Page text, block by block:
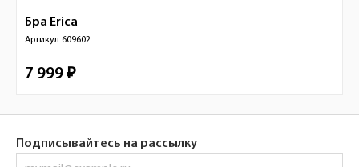
Бра Erica
Артикул 609602
7 999 ₽
Подписывайтесь на рассылку